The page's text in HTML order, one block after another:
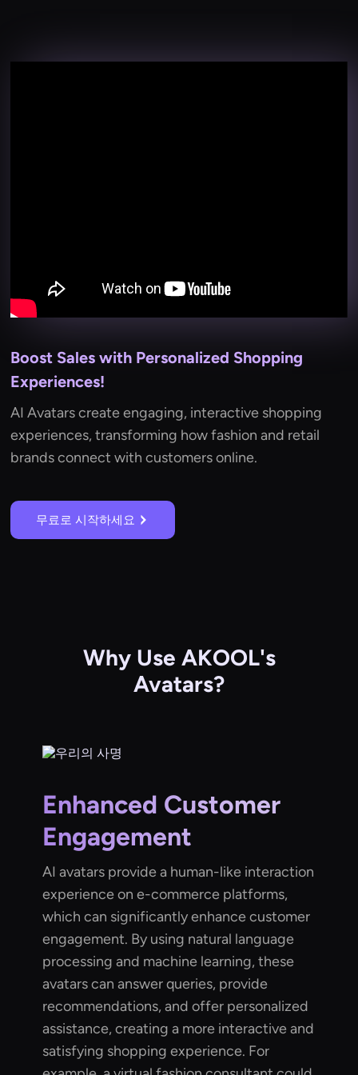
Boost Sales with Personalized Shopping
Experiences!
AI Avatars create engaging, interactive shopping
experiences, transforming how fashion and retail
brands connect with customers online.
무료로 시작하세요
Why Use AKOOL's
Avatars?
Enhanced Customer
Engagement
AI avatars provide a human-like interaction
experience on e-commerce platforms,
which can significantly enhance customer
engagement. By using natural language
processing and machine learning, these
avatars can answer queries, provide
recommendations, and offer personalized
assistance, creating a more interactive and
satisfying shopping experience. For